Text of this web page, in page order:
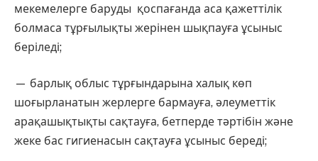
мекемелерге баруды қоспағанда аса қажеттілік
болмаса тұрғылықты жерінен шықпауға ұсыныс
беріледі;
— барлық облыс тұрғындарына халық көп
шоғырланатын жерлерге бармауға, әлеуметтік
арақашықтықты сақтауға, бетперде тәртібін және
жеке бас гигиенасын сақтауға ұсыныс береді;